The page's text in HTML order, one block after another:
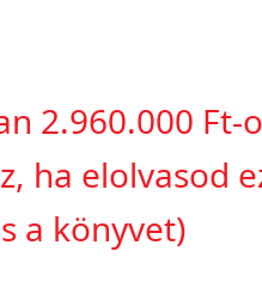
2.960.000 Ft-
ha elolvasod
a könyvet)